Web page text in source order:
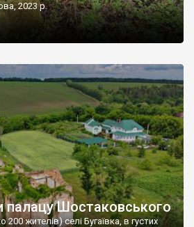
2023 р.
палацу Шостаковського
жителів) селі Бугаївка, в густих